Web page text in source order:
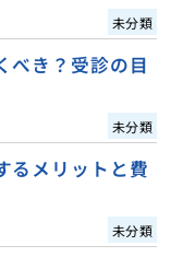
未分類
べき？受診の目
未分類
るメリットと費
未分類